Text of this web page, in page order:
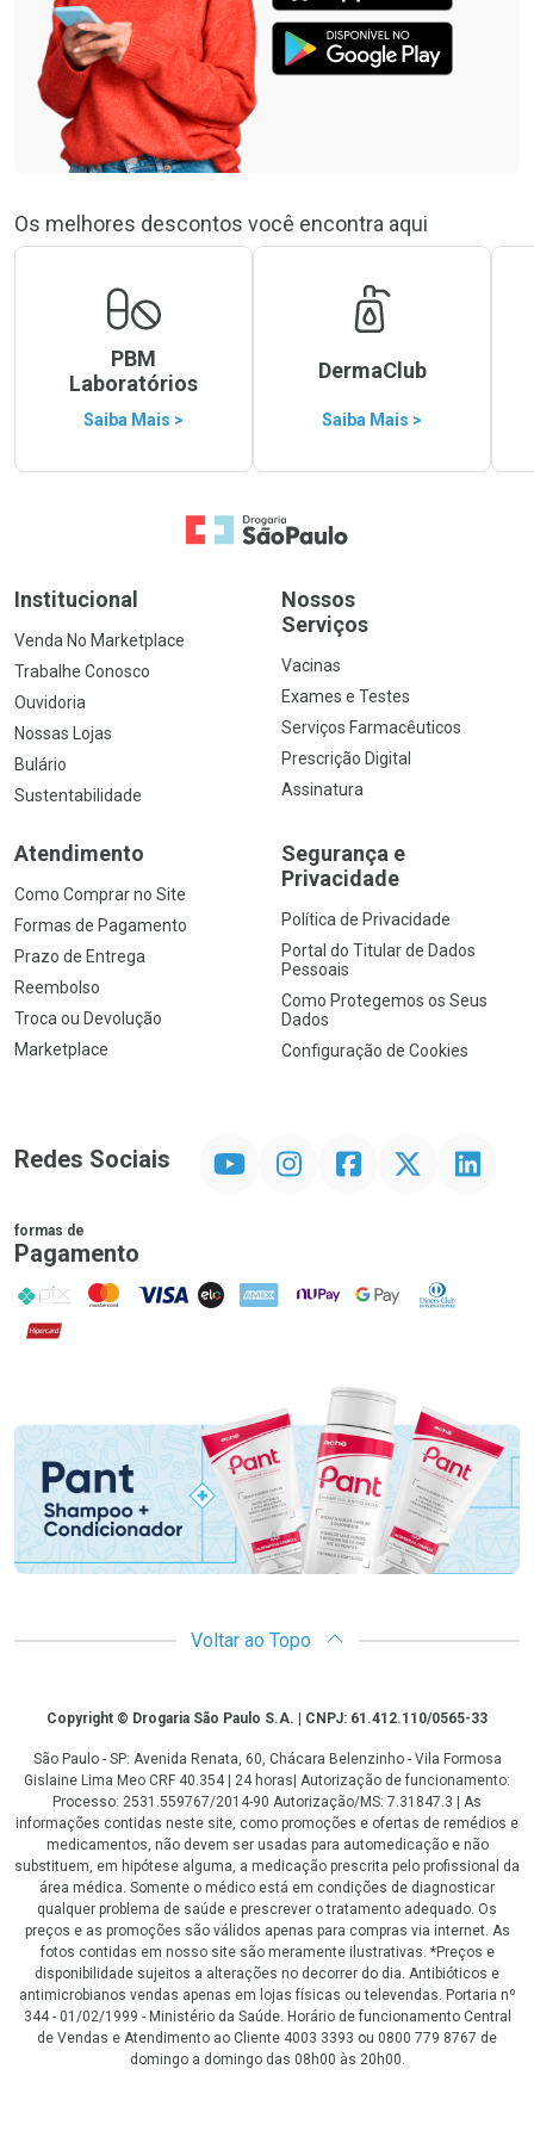
Os melhores descontos você encontra aqui
PBM
Laboratórios
Saiba Mais >
DermaClub
Saiba Mais >
Ir para a Home
Institucional
Venda No Marketplace
Trabalhe Conosco
Ouvidoria
Nossas Lojas
Bulário
Sustentabilidade
Nossos
Serviços
Vacinas
Exames e Testes
Serviços Farmacêuticos
Prescrição Digital
Assinatura
Atendimento
Como Comprar no Site
Formas de Pagamento
Prazo de Entrega
Reembolso
Troca ou Devolução
Marketplace
Segurança e
Privacidade
Política de Privacidade
Portal do Titular de Dados
Pessoais
Como Protegemos os Seus
Dados
Configuração de Cookies
Redes Sociais InstagramFacebookTwitter Linkedin
formas de
Pagamento
PIX MasterCard
VISA ELO AMEX NuPay Google PayDiners Club
Hipercard
Promoção em Destaque
Voltar ao Topo
CopyrightCopyright © Drogaria São Paulo S.A. | CNPJ: 61.412.110/0565-33
São Paulo - SP: Avenida Renata, 60, Chácara Belenzinho - Vila Formosa
Gislaine Lima Meo CRF 40.354 | 24 horas| Autorização de funcionamento:
Processo: 2531.559767/2014-90 Autorização/MS: 7.31847.3 | As
informações contidas neste site, como promoções e ofertas de remédios e
medicamentos, não devem ser usadas para automedicação e não
substituem, em hipótese alguma, a medicação prescrita pelo profissional da
área médica. Somente o médico está em condições de diagnosticar
qualquer problema de saúde e prescrever o tratamento adequado. Os
preços e as promoções são válidos apenas para compras via internet. As
fotos contidas em nosso site são meramente ilustrativas. *Preços e
disponibilidade sujeitos a alterações no decorrer do dia. Antibióticos e
antimicrobianos vendas apenas em lojas físicas ou televendas. Portaria nº
344 - 01/02/1999 - Ministério da Saúde. Horário de funcionamento Central
de Vendas e Atendimento ao Cliente 4003 3393 ou 0800 779 8767 de
domingo a domingo das 08h00 às 20h00.